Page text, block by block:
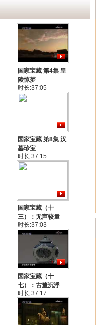
国家宝藏 第4集 皇
陵惊梦
时长:37:05
国家宝藏 第8集 汉
墓珍宝
时长:37:15
国家宝藏（十
三）：无声较量
时长:37:03
国家宝藏（十
七）：古董沉浮
时长:37:17